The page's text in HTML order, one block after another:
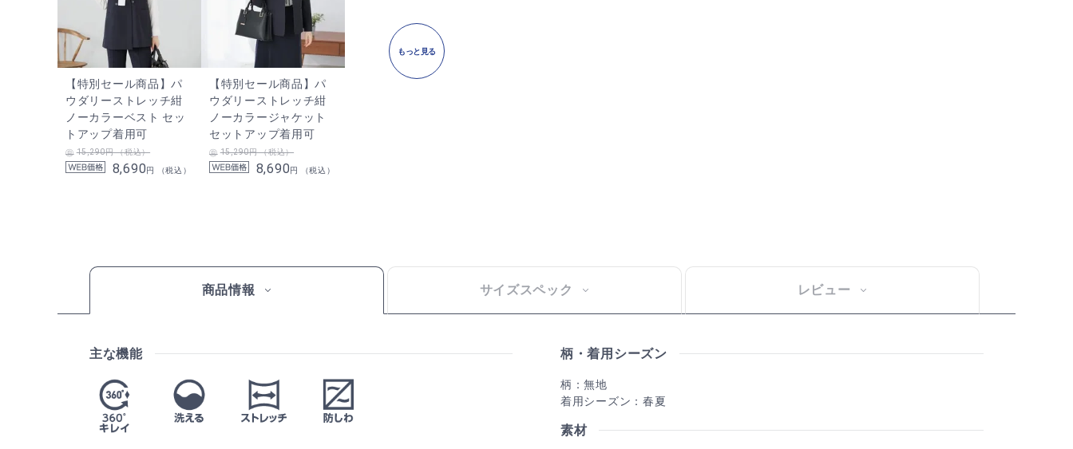
【特別セール商品】パ
ウダリーストレッチ紺
ノーカラーベスト セッ
トアップ着用可
15,290円 （税込）
8,690円 （税込）
【特別セール商品】パ
ウダリーストレッチ紺
ノーカラージャケット
セットアップ着用可
15,290円 （税込）
8,690円 （税込）
もっと見る
商品情報 サイズスペック レビュー
主な機能 柄・着用シーズン
柄：無地
着用シーズン：春夏
素材